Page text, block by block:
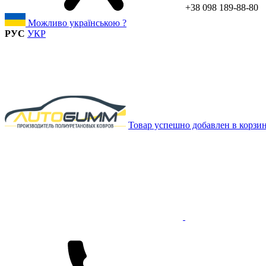
+38 098 189-88-80
Можливо українською ?
РУС УКР
Товар успешно добавлен в